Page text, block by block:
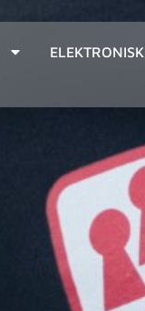
ELEKTRONISK